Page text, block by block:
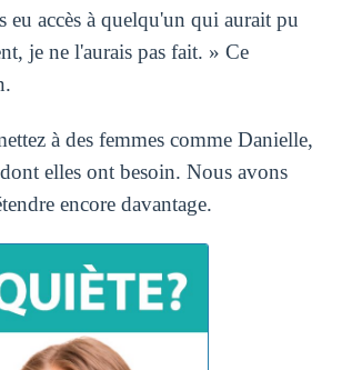
accès à quelqu'un qui aurait pu
je ne l'aurais pas fait. » Ce
à des femmes comme Danielle,
elles ont besoin. Nous avons
encore davantage.